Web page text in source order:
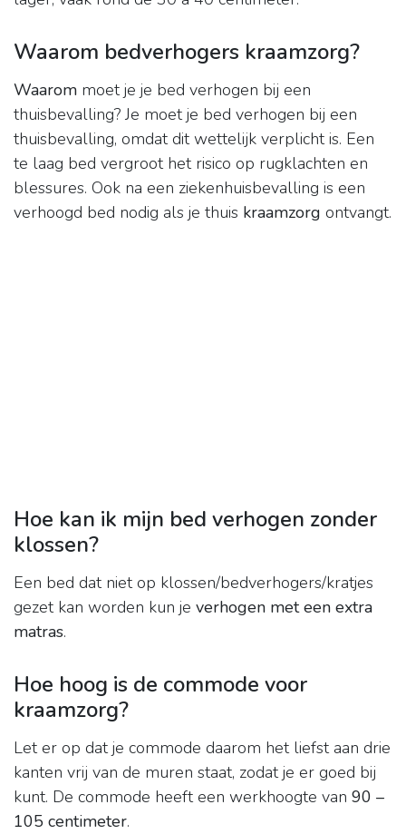
Waarom bedverhogers kraamzorg?
Waarom moet je je bed verhogen bij een
thuisbevalling? Je moet je bed verhogen bij een
thuisbevalling, omdat dit wettelijk verplicht is. Een
te laag bed vergroot het risico op rugklachten en
blessures. Ook na een ziekenhuisbevalling is een
verhoogd bed nodig als je thuis kraamzorg ontvangt.
Hoe kan ik mijn bed verhogen zonder
klossen?
Een bed dat niet op klossen/bedverhogers/kratjes
gezet kan worden kun je verhogen met een extra
matras.
Hoe hoog is de commode voor
kraamzorg?
Let er op dat je commode daarom het liefst aan drie
kanten vrij van de muren staat, zodat je er goed bij
kunt. De commode heeft een werkhoogte van 90 –
105 centimeter.